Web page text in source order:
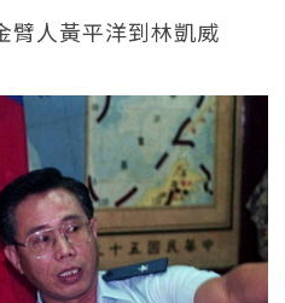
臂人黃平洋到林凱威